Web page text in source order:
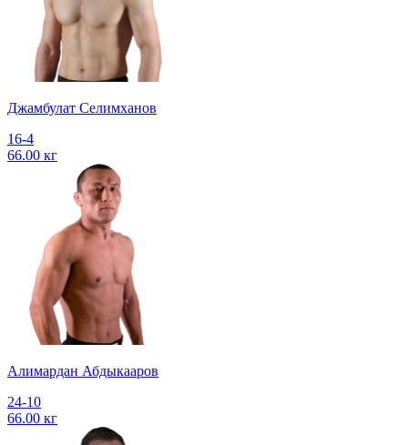
Джамбулат Селимханов
16-4
66.00 кг
Алимардан Абдыкааров
24-10
66.00 кг